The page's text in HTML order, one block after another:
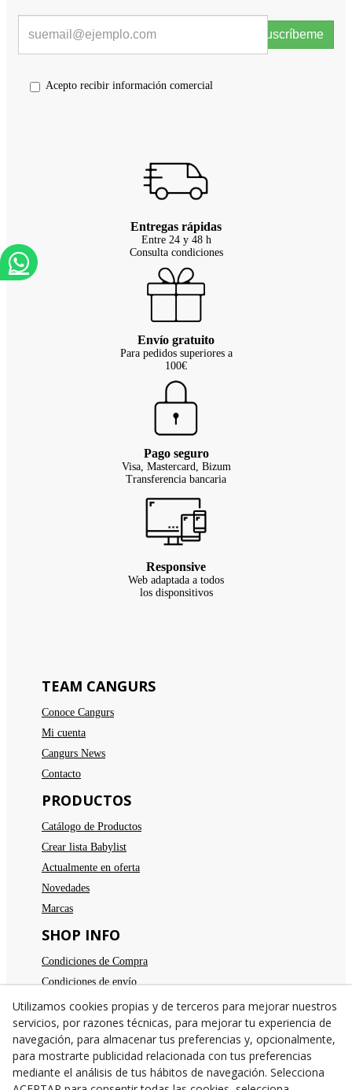
Suscríbeme
Acepto recibir información comercial
Entregas rápidas
Entre 24 y 48 h
Consulta condiciones
Envío gratuito
Para pedidos superiores a
100€
Pago seguro
Visa, Mastercard, Bizum
Transferencia bancaria
Responsive
Web adaptada a todos
los disponsitivos
TEAM CANGURS
Conoce Cangurs
Mi cuenta
Cangurs News
Contacto
PRODUCTOS
Catálogo de Productos
Crear lista Babylist
Actualmente en oferta
Novedades
Marcas
SHOP INFO
Condiciones de Compra
Condiciones de envío
Devoluciones
Aviso legal
Política de privacidad
Política de cookies
Utilizamos cookies propias y de terceros para mejorar nuestros
servicios, por razones técnicas, para mejorar tu experiencia de
navegación, para almacenar tus preferencias y, opcionalmente,
para mostrarte publicidad relacionada con tus preferencias
mediante el análisis de tus hábitos de navegación. Selecciona